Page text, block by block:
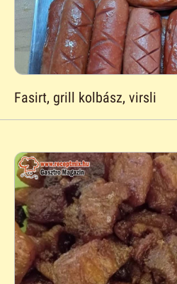
Fasirt, grill kolbász, virsli